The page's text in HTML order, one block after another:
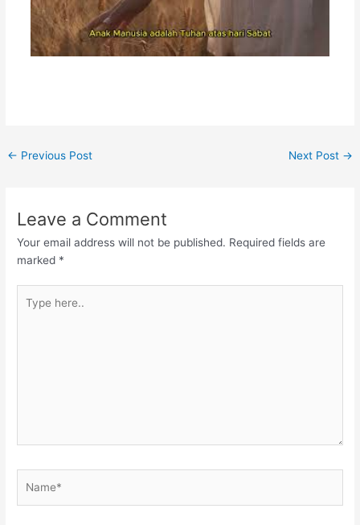
← Previous Post Next Post →
Leave a Comment
Your email address will not be published. Required fields are
marked *
here..